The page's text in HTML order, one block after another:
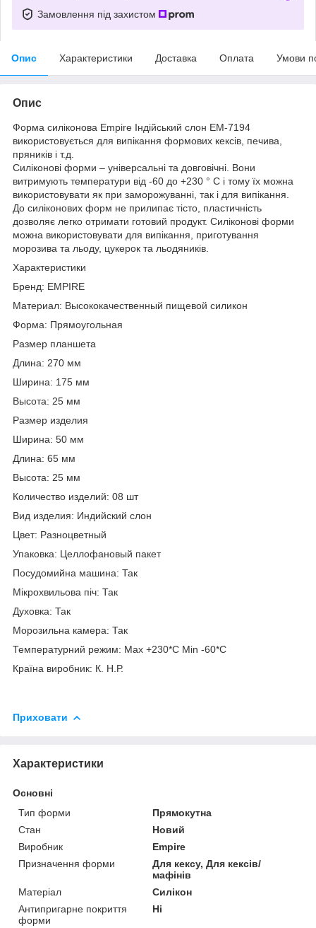
Замовлення під захистом
Опис Характеристики Доставка Оплата Умови
Опис
Форма силіконова Empire Індійський слон EM-7194
використовується для випікання формових кексів, печива,
пряників і т.д.
Силіконові форми – універсальні та довговічні. Вони
витримують температури від -60 до +230 ° C і тому їх можна
використовувати як при заморожуванні, так і для випікання.
До силіконових форм не прилипає тісто, пластичність
дозволяє легко отримати готовий продукт. Силіконові форми
можна використовувати для випікання, приготування
морозива та льоду, цукерок та льодяників.
Характеристики
Бренд: EMPIRE
Материал: Высококачественный пищевой силикон
Форма: Прямоугольная
Размер планшета
Длина: 270 мм
Ширина: 175 мм
Высота: 25 мм
Размер изделия
Ширина: 50 мм
Длина: 65 мм
Высота: 25 мм
Количество изделий: 08 шт
Вид изделия: Индийский слон
Цвет: Разноцветный
Упаковка: Целлофановый пакет
Посудомийна машина: Так
Мікрохвильова піч: Так
Духовка: Так
Морозильна камера: Так
Температурний режим: Max +230*C Min -60*C
Країна виробник: К. Н.Р.
Приховати
Характеристики
Основні
Тип форми
Прямокутна
Стан
Новий
Виробник
Empire
Призначення форми
Для кексу, Для кексів/
мафінів
Матеріал
Силікон
Антипригарне покриття
форми
Ні